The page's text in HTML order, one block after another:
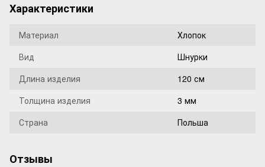
Характеристики
Материал
Хлопок
Вид
Шнурки
Длина изделия
120 см
Толщина изделия
3 мм
Страна
Польша
Отзывы